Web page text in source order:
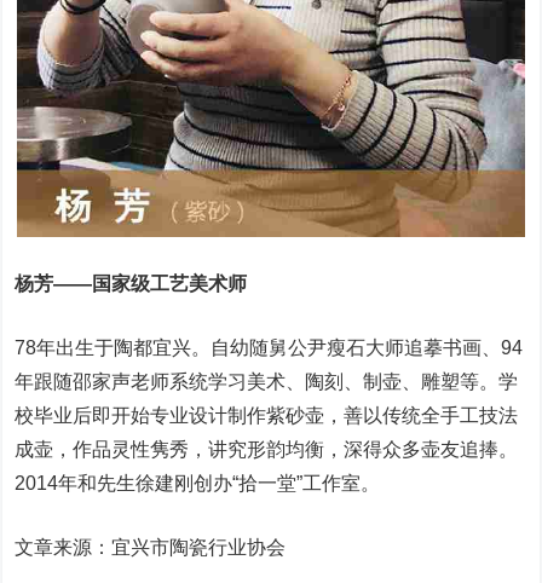
杨芳——国家级工艺美术师
78年出生于陶都宜兴。自幼随舅公尹瘦石大师追摹书画、94
年跟随邵家声老师系统学习美术、陶刻、制壶、雕塑等。学
校毕业后即开始专业设计制作紫砂壶，善以传统全手工技法
成壶，作品灵性隽秀，讲究形韵均衡，深得众多壶友追捧。
2014年和先生徐建刚创办“拾一堂”工作室。
文章来源：宜兴市陶瓷行业协会